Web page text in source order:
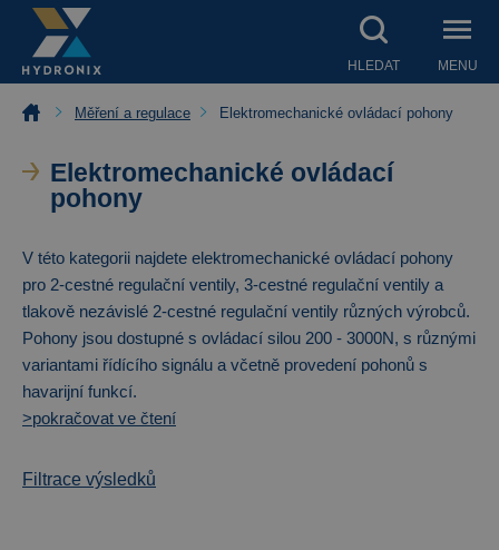
HLEDAT MENU
Měření a regulace Elektromechanické ovládací pohony
Elektromechanické ovládací
pohony
V této kategorii najdete elektromechanické ovládací pohony
pro 2-cestné regulační ventily, 3-cestné regulační ventily a
tlakově nezávislé 2-cestné regulační ventily různých výrobců.
Pohony jsou dostupné s ovládací silou 200 - 3000N, s různými
variantami řídícího signálu a včetně provedení pohonů s
havarijní funkcí.
>pokračovat ve čtení
Filtrace výsledků